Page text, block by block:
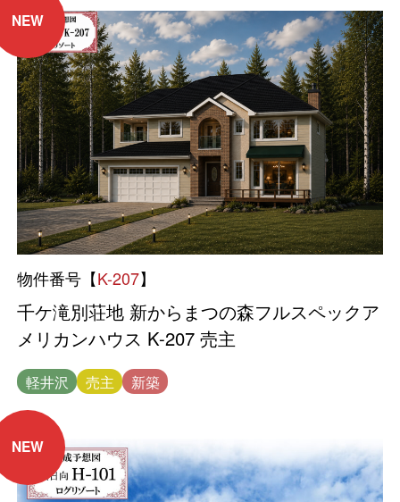
NEW
物件番号【K-207】
千ケ滝別荘地 新からまつの森フルスペックア
メリカンハウス K-207 売主
軽井沢 売主 新築
NEW